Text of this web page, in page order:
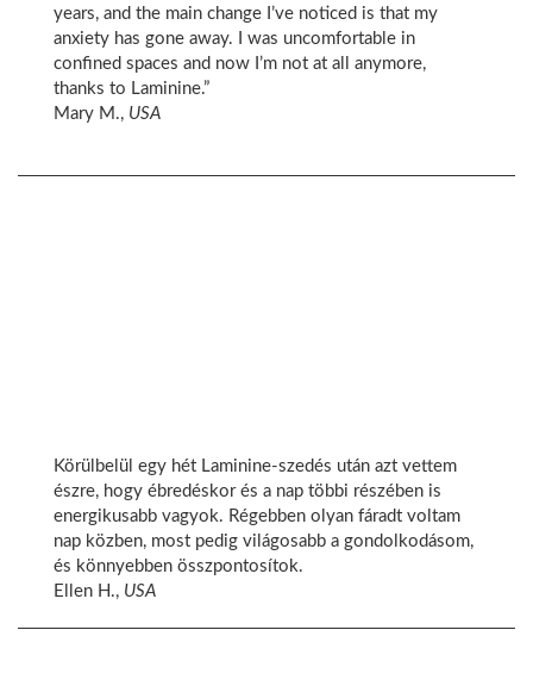
years, and the main change I’ve noticed is that my
anxiety has gone away. I was uncomfortable in
confined spaces and now I’m not at all anymore,
thanks to Laminine.”
Mary M., USA
Körülbelül egy hét Laminine-szedés után azt vettem
észre, hogy ébredéskor és a nap többi részében is
energikusabb vagyok. Régebben olyan fáradt voltam
nap közben, most pedig világosabb a gondolkodásom,
és könnyebben összpontosítok.
Ellen H., USA